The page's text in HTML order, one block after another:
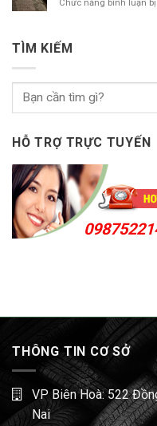
Chức năng bình luận bị
TÌM KIẾM
HỖ TRỢ TRỰC TUYẾN
THÔNG TIN CƠ SỞ
VP Biên Hoà: 522
Nai